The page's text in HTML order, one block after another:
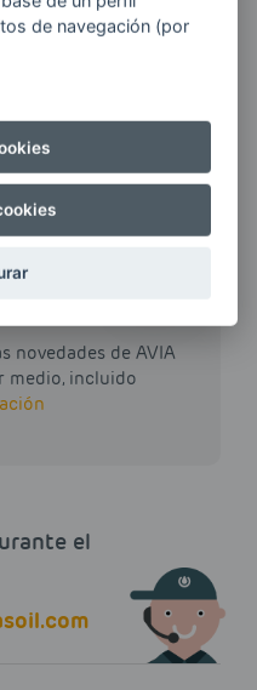
novedades de AVIA
medio, incluido
el
de navegación (por